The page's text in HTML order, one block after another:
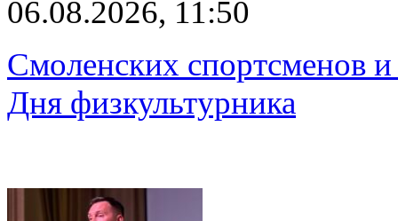
06.08.2026, 11:50
Смоленских спортсменов
Дня физкультурника